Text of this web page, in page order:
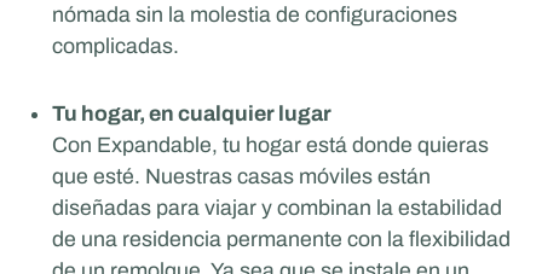
nómada sin la molestia de configuraciones
complicadas.
Tu hogar, en cualquier lugar
Con Expandable, tu hogar está donde quieras
que esté. Nuestras casas móviles están
diseñadas para viajar y combinan la estabilidad
de una residencia permanente con la flexibilidad